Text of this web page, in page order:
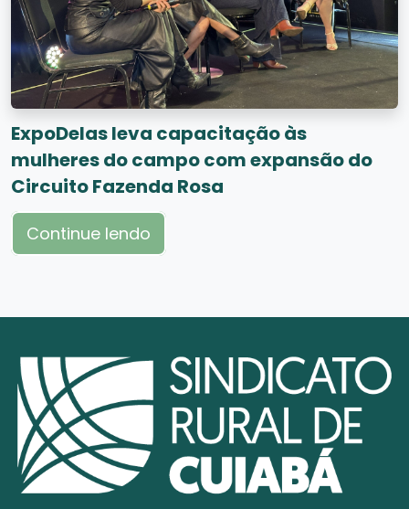
ExpoDelas leva capacitação às
mulheres do campo com expansão do
Circuito Fazenda Rosa
Continue lendo